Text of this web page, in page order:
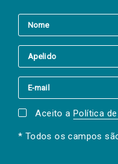
Aceito a Política
* Todos os campos